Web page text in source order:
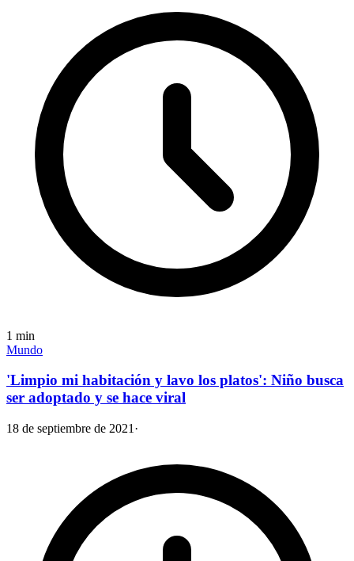
1 min
Mundo
'Limpio mi habitación y lavo los platos': Niño busca
ser adoptado y se hace viral
18 de septiembre de 2021 ·